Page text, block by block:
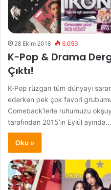
28 Ekim 2018 6.059
K-Pop & Drama
Çıktı!
K-Pop rüzgarı tüm dünyayı
ederken pek çok favori
Comeback’lerle ruhumuzu
tarafından 2015’in Eylül ayında…
Oku »